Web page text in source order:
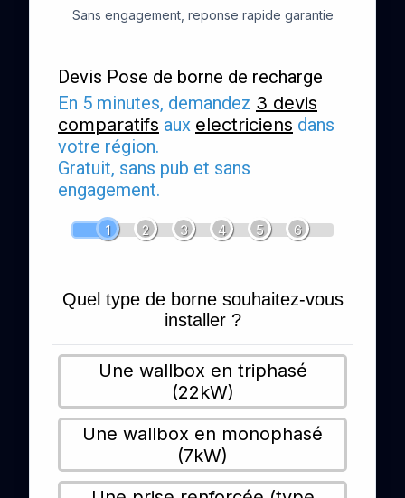
Sans engagement, reponse rapide garantie
Devis Pose de borne de recharge
En 5 minutes, demandez 3 devis
comparatifs aux electriciens dans
votre région.
Gratuit, sans pub et sans
engagement.
1 2 3 4 5 6
Quel type de borne souhaitez-vous
installer ?
Une wallbox en triphasé
(22kW)
Une wallbox en monophasé
(7kW)